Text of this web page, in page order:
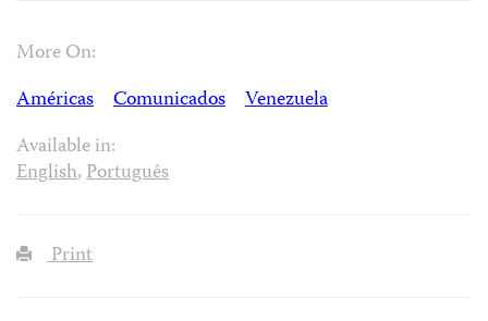
More On:
Américas
Comunicados
Venezuela
Available in:
English,Português
Print